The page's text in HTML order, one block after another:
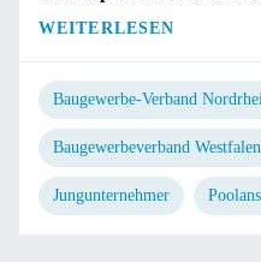
WEITERLESEN
Baugewerbe-Verband
Baugewerbeverband Westfalen
Jungunternehmer